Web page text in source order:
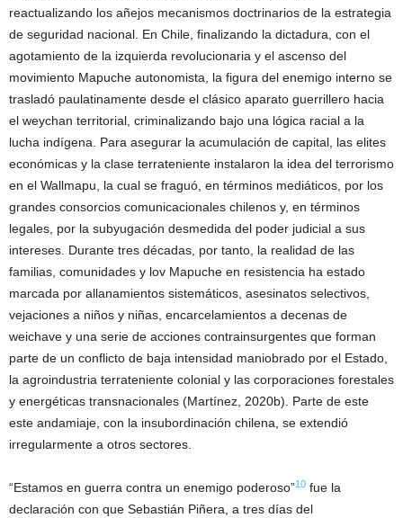
reactualizando los añejos mecanismos doctrinarios de la estrategia
de seguridad nacional. En Chile, finalizando la dictadura, con el
agotamiento de la izquierda revolucionaria y el ascenso del
movimiento Mapuche autonomista, la figura del enemigo interno se
trasladó paulatinamente desde el clásico aparato guerrillero hacia
el weychan territorial, criminalizando bajo una lógica racial a la
lucha indígena. Para asegurar la acumulación de capital, las elites
económicas y la clase terrateniente instalaron la idea del terrorismo
en el Wallmapu, la cual se fraguó, en términos mediáticos, por los
grandes consorcios comunicacionales chilenos y, en términos
legales, por la subyugación desmedida del poder judicial a sus
intereses. Durante tres décadas, por tanto, la realidad de las
familias, comunidades y lov Mapuche en resistencia ha estado
marcada por allanamientos sistemáticos, asesinatos selectivos,
vejaciones a niños y niñas, encarcelamientos a decenas de
weichave y una serie de acciones contrainsurgentes que forman
parte de un conflicto de baja intensidad maniobrado por el Estado,
la agroindustria terrateniente colonial y las corporaciones forestales
y energéticas transnacionales (Martínez, 2020b). Parte de este
este andamiaje, con la insubordinación chilena, se extendió
irregularmente a otros sectores.
“Estamos en guerra contra un enemigo poderoso”10 fue la
declaración con que Sebastián Piñera, a tres días del